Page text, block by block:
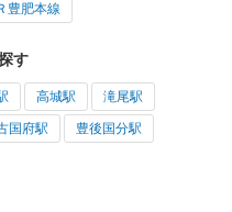
豊肥本線
す
高城駅 滝尾駅
国府駅 豊後国分駅